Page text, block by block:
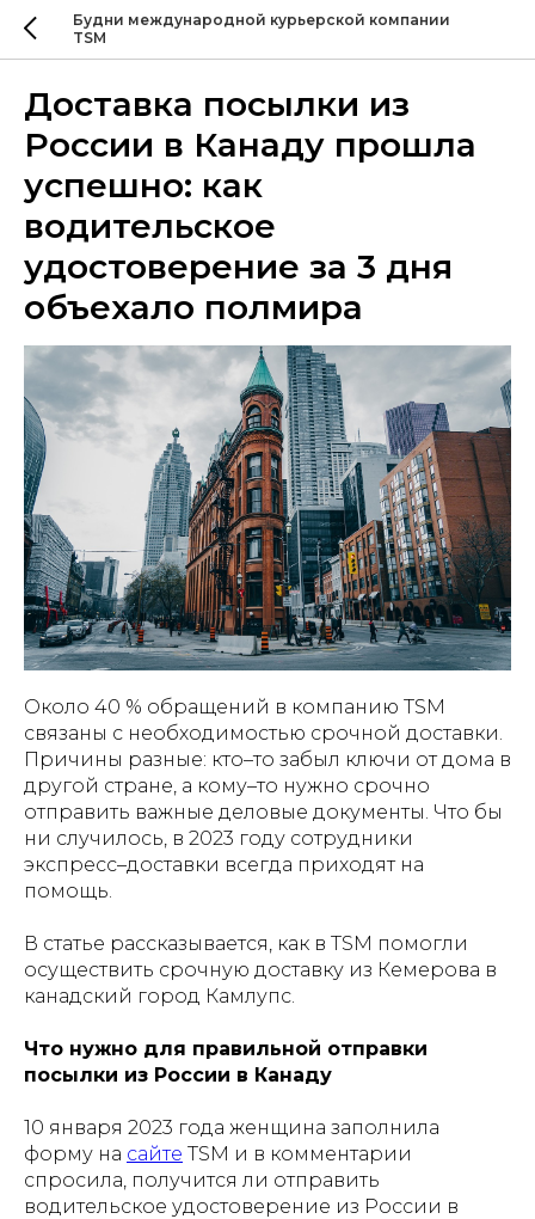
Будни международной курьерской компании
TSM
Доставка посылки из
России в Канаду прошла
успешно: как
водительское
удостоверение за 3 дня
объехало полмира
Около 40 % обращений в компанию TSM
связаны с необходимостью срочной доставки.
Причины разные: кто–то забыл ключи от дома в
другой стране, а кому–то нужно срочно
отправить важные деловые документы. Что бы
ни случилось, в 2023 году сотрудники
экспресс–доставки всегда приходят на
помощь.
В статье рассказывается, как в TSM помогли
осуществить срочную доставку из Кемерова в
канадский город Камлупс.
Что нужно для правильной отправки
посылки из России в Канаду
10 января 2023 года женщина заполнила
форму на сайте TSM и в комментарии
спросила, получится ли отправить
водительское удостоверение из России в